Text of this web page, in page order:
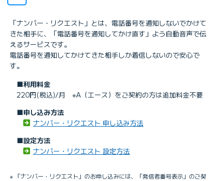
「ナンバー・リクエスト」とは、電話番号を通知しないでかけて
きた相手に、「電話番号を通知してかけ直す」よう自動音声で伝
えるサービスです。
電話番号を通知してかけてきた相手しか着信しないので安心で
す。
■利用料金
220円(税込)/月 ※A（エース）をご契約の方は追加料金不要
■申し込み方法
ナンバー・リクエスト 申し込み方法
■設定方法
ナンバー・リクエスト 設定方法
※ 「ナンバー・リクエスト」のお申し込みには、「発信者番号表示」のご契